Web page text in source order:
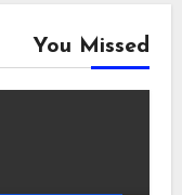
You Missed